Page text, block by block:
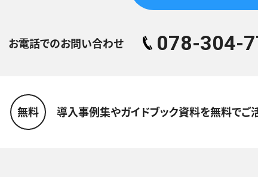
お電話でのお問い合わせ 078-304-
無料 導入事例集やガイドブック資料を無料でご